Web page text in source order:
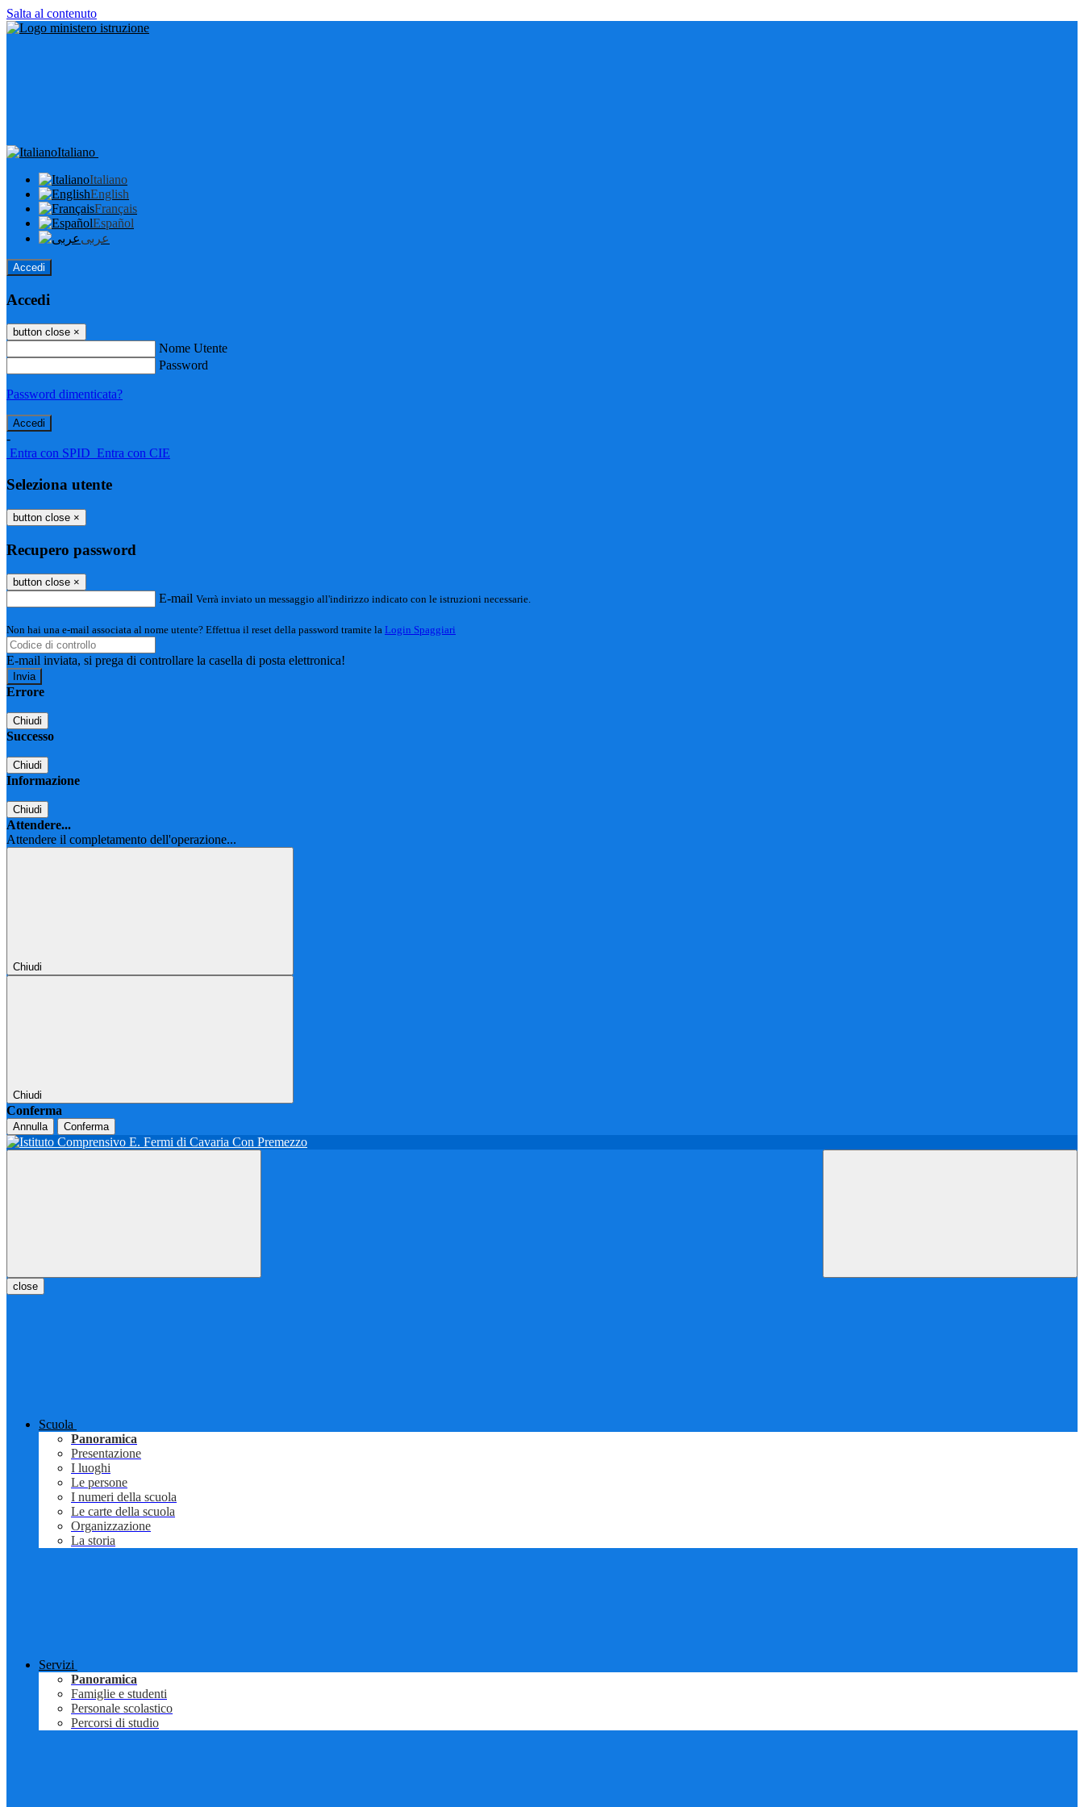
Salta al contenuto
Italiano
Italiano
English
Français
Español
عربى
Accedi
Accedi
button close ×
Nome Utente
Password
Password dimenticata?
-
Entra con SPID Entra con CIE
Seleziona utente
button close ×
Recupero password
button close ×
E-mail Verrà inviato un messaggio all'indirizzo indicato con le istruzioni necessarie.
Non hai una e-mail associata al nome utente? Effettua il reset della password tramite la Login Spaggiari
E-mail inviata, si prega di controllare la casella di posta elettronica!
Errore
Chiudi
Successo
Chiudi
Informazione
Chiudi
Attendere...
Attendere il completamento dell'operazione...
Chiudi
Chiudi
Conferma
Annulla Conferma
close
Scuola
Panoramica
Presentazione
I luoghi
Le persone
I numeri della scuola
Le carte della scuola
Organizzazione
La storia
Servizi
Panoramica
Famiglie e studenti
Personale scolastico
Percorsi di studio